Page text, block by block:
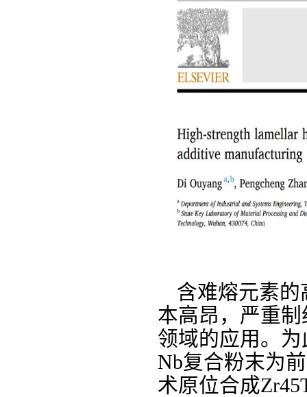
含难熔元素
本高昂，严重
领域的应用。
Nb复合粉末为
术原位合成